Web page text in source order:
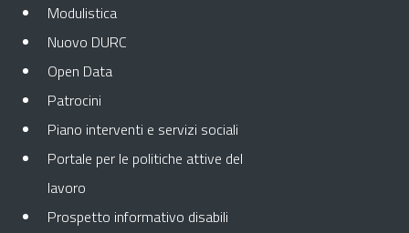
Modulistica
Nuovo DURC
Open Data
Patrocini
Piano interventi e servizi sociali
Portale per le politiche attive del
lavoro
Prospetto informativo disabili